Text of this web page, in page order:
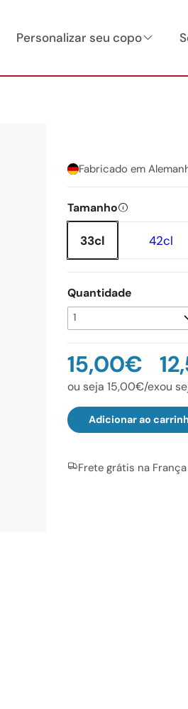
Personalizar seu copo
Fabricado em
Tamanho
33cl 42cl
Quantidade
15,00€
ou seja 15,00€/exou
Adicionar ao
Frete grátis na